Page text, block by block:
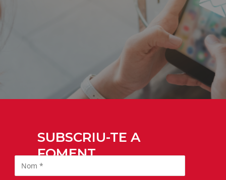
SUBSCRIU-TE A
FOMENT